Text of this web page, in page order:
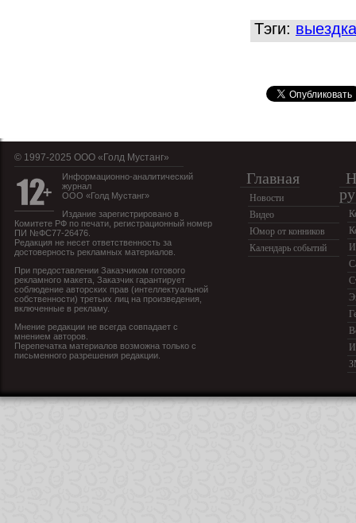
Тэги: выездка
© 1997-2025 OOO «Голд Мустанг»
Информационно-аналитический
журнал
ООО «Голд Мустанг»
Издание зарегистрировано в
Комитете РФ по печати, регистрационный номер
ПИ №ФС77-26476.
Редакция не несет ответственность за
достоверность рекламных материалов.
При предоставлении Заказчиком готового
рекламного макета, Заказчик гарантирует
соблюдение авторских прав (интеллектуальной
собственности) третьих лиц на произведения,
включенные в рекламу.
Мнение редакции не всегда совпадает с
мнением авторов.
Перепечатка материалов возможна только с
письменного разрешения редакции.
Главная
Новости
Видео
Юмор от конников
Календарь событий